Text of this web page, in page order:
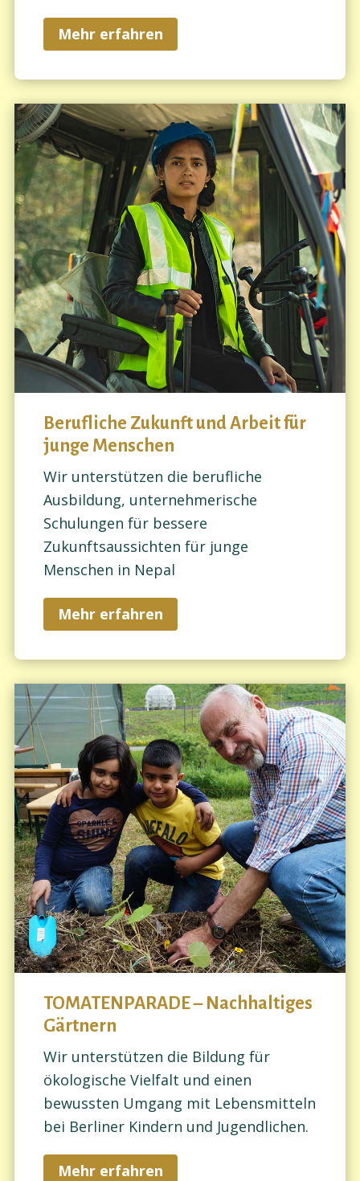
Mehr erfahren
Berufliche Zukunft und Arbeit für
junge Menschen
Wir unterstützen die berufliche
Ausbildung, unternehmerische
Schulungen für bessere
Zukunftsaussichten für junge
Menschen in Nepal
Mehr erfahren
TOMATENPARADE – Nachhaltiges
Gärtnern
Wir unterstützen die Bildung für
ökologische Vielfalt und einen
bewussten Umgang mit Lebensmitteln
bei Berliner Kindern und Jugendlichen.
Mehr erfahren